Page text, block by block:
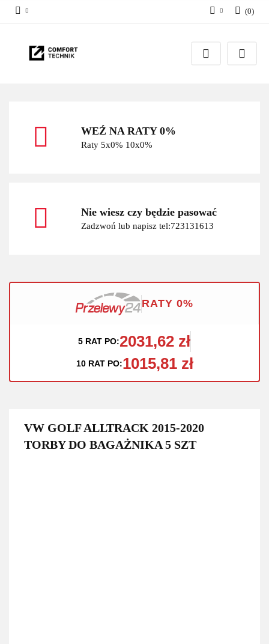
Zaloguj się
Zarejestruj się
(0)
WEŹ NA RATY 0%
Raty 5x0% 10x0%
Nie wiesz czy będzie pasować
Zadzwoń lub napisz tel:723131613
RATY 0%
5 RAT PO:2031,62 zł
10 RAT PO:1015,81 zł
VW GOLF ALLTRACK 2015-2020
TORBY DO BAGAŻNIKA 5 SZT